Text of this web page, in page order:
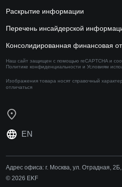
Раскрытие информации
Перечень инсайдерской
Консолидированная финансовая
Наш сайт защищен с помощью reCAPTCHA и
Политике конфиденциальности и Условиям
Изображения товара носят справочный
отличаться
EN
Адрес офиса: г. Москва, ул. Отрадная,
© 2026 EKF